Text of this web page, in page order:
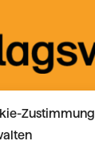
Zustimmung